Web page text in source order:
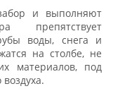
и выполняют
препятствует
воды, снега и
на столбе, не
материалов, под